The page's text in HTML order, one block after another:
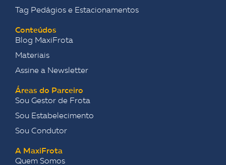
Tag Pedágios e Estacionamentos
Conteúdos
Blog MaxiFrota
Materiais
Assine a Newsletter
Áreas do Parceiro
Sou Gestor de Frota
Sou Estabelecimento
Sou Condutor
A MaxiFrota
Quem Somos